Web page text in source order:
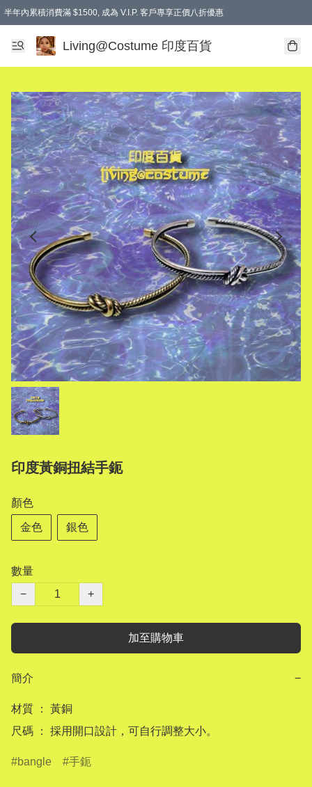
半年內累積消費滿 $1500, 成為 V.I.P. 客戶專享正價八折優惠
滿$600免本地運費
Living@Costume 印度百貨
印度黃銅扭結手鈪
顏色
金色 銀色
數量
−
+
加至購物車
簡介 −
材質 ： 黃銅
尺碼 ： 採用開口設計，可自行調整大小。
bangle 手鈪